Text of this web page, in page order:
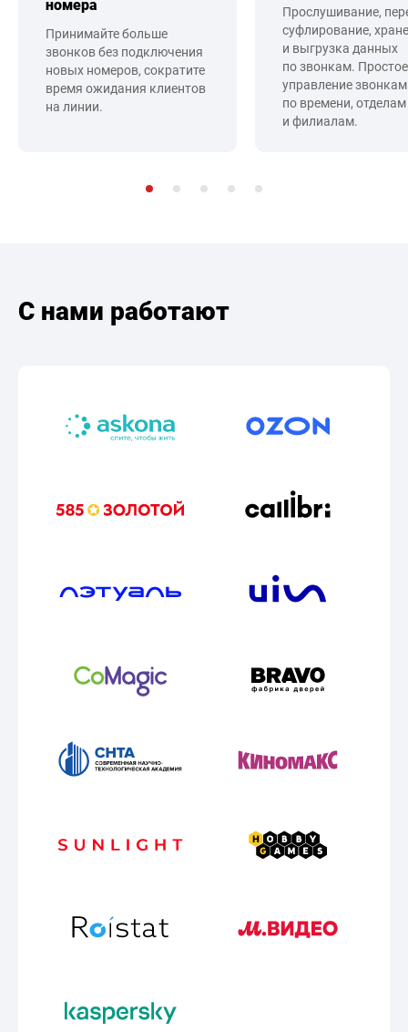
номера
Принимайте больше
звонков без подключения
новых номеров, сократите
время ожидания клиентов
на линии.
Прослушивание,
суфлирование,
и выгрузка данных
по звонкам. Простое
управление
по времени, отделам
и филиалам.
С нами работают